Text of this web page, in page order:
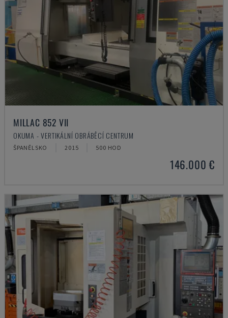
MILLAC 852 VII
OKUMA - VERTIKÁLNÍ OBRÁBĚCÍ CENTRUM
ŠPANĚLSKO 2015 500 HOD
146.000 €